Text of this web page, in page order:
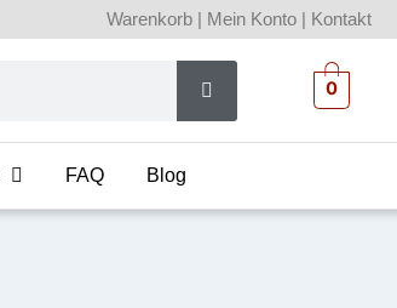
Warenkorb Mein Konto Kontakt
0
FAQ Blog